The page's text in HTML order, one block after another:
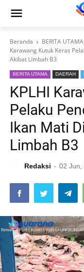
Beranda BERITA UTAMA
Karawang Kutuk Keras
Akibat Limbah B3
BERITA UTAMA DAERAH
KPLHI
Pelaku
Ikan Mati
Limbah B3
Redaksi 02 Jun,